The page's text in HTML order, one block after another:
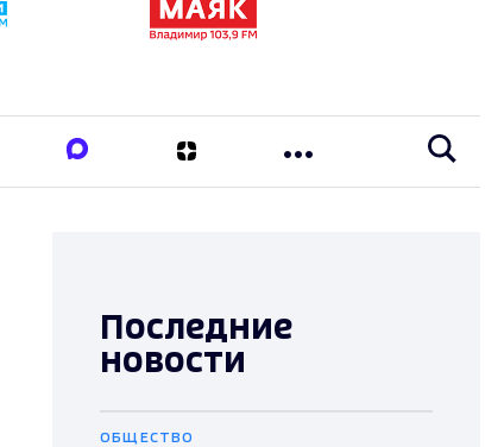
Последние
новости
ОБЩЕСТВО